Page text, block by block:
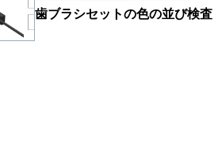
歯ブラシセットの色の並び検査